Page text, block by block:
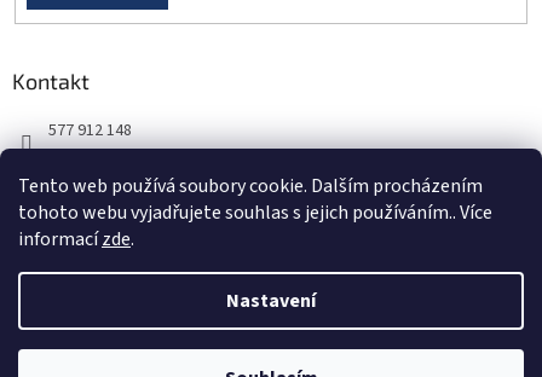
Tento web používá soubory cookie. Dalším procházením
tohoto webu vyjadřujete souhlas s jejich používáním.. Více
informacízde.
Nastavení
Kontakt
577 912 148
Vytvořil Shoptet